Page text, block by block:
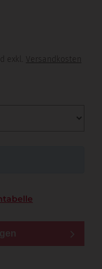
exkl. Versandkosten